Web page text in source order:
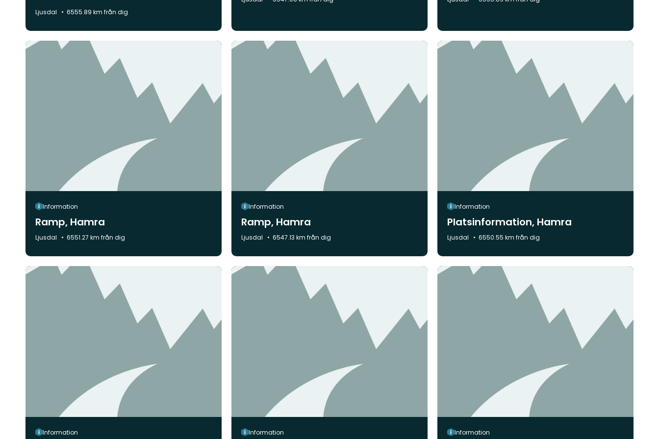
Kommun:
Ljusdal 6555.89 km från dig
Information
Ramp, Hamra
Kommun:
Ljusdal 6551.27 km från dig
Information
Ramp, Hamra
Kommun:
Ljusdal 6547.13 km från dig
Information
Platsinformation, Hamra
Kommun:
Ljusdal 6550.55 km från dig
Information Information Information